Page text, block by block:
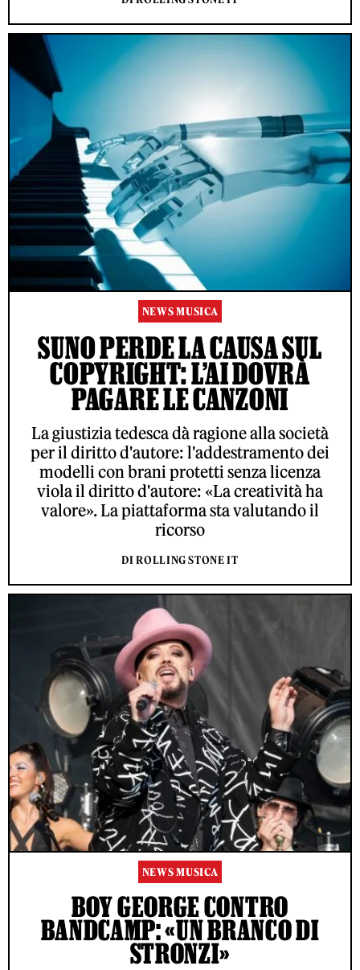
NEWS MUSICA
SUNO PERDE LA CAUSA SUL
COPYRIGHT: L’AI DOVRÀ
PAGARE LE CANZONI
La giustizia tedesca dà ragione alla società
per il diritto d'autore: l'addestramento dei
modelli con brani protetti senza licenza
viola il diritto d'autore: «La creatività ha
valore». La piattaforma sta valutando il
ricorso
DI ROLLING STONE IT
NEWS MUSICA
BOY GEORGE CONTRO
BANDCAMP: «UN BRANCO DI
STRONZI»